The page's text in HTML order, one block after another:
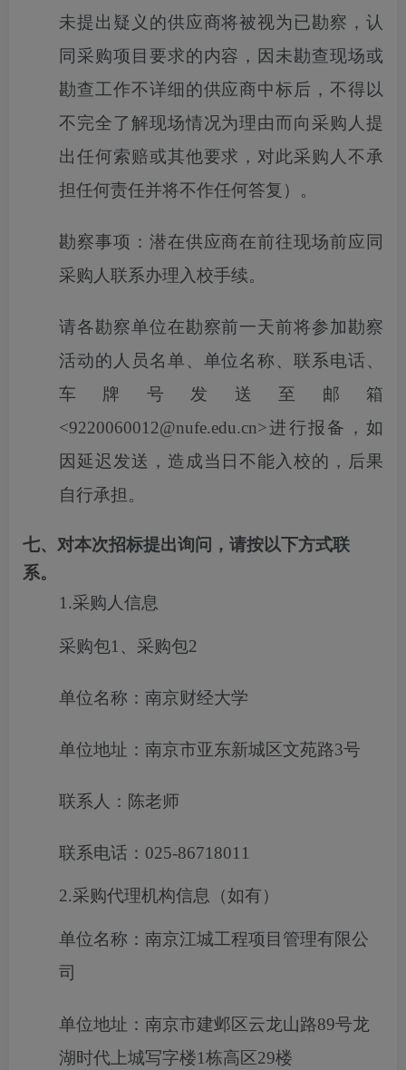
未提出疑义的供应商将被视为已勘察，认
同采购项目要求的内容，因未勘查现场或
勘查工作不详细的供应商中标后，不得以
不完全了解现场情况为理由而向采购人提
出任何索赔或其他要求，对此采购人不承
担任何责任并将不作任何答复）。
勘察事项：潜在供应商在前往现场前应同
采购人联系办理入校手续。
请各勘察单位在勘察前一天前将参加勘察
活动的人员名单、单位名称、联系电话、
车牌号发送至邮箱
<9220060012@nufe.edu.cn>进行报备，如
因延迟发送，造成当日不能入校的，后果
自行承担。
七、对本次招标提出询问，请按以下方式联
系。
1.采购人信息
采购包1、采购包2
单位名称：南京财经大学
单位地址：南京市亚东新城区文苑路3号
联系人：陈老师
联系电话：025-86718011
2.采购代理机构信息（如有）
单位名称：南京江城工程项目管理有限公
司
单位地址：南京市建邺区云龙山路89号龙
湖时代上城写字楼1栋高区29楼